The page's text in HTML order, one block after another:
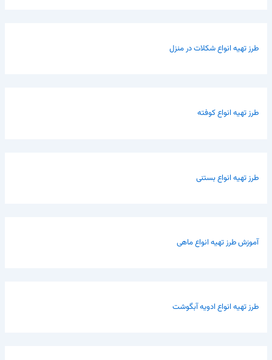
طرز تهیه انواع شکلات در منزل
طرز تهیه انواع کوفته
طرز تهیه انواع بستنی
آموزش طرز تهیه انواع ماهی
طرز تهیه انواع ادویه آبگوشت